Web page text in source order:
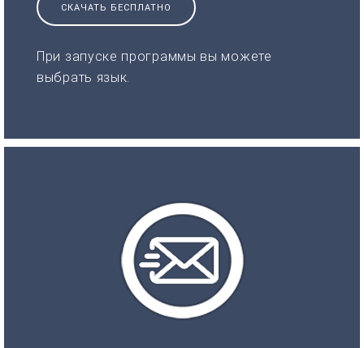
СКАЧАТЬ БЕСПЛАТНО
При запуске программы вы можете
выбрать язык.